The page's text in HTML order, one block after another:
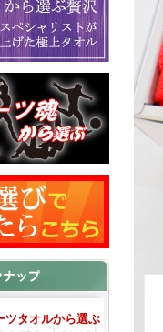
ツタオルから選ぶ